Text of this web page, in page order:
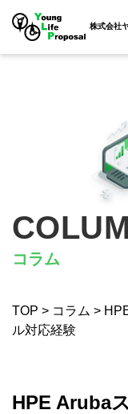
株式会社
コラム
TOP > コラム >
ル対応経験
HPE Aruba